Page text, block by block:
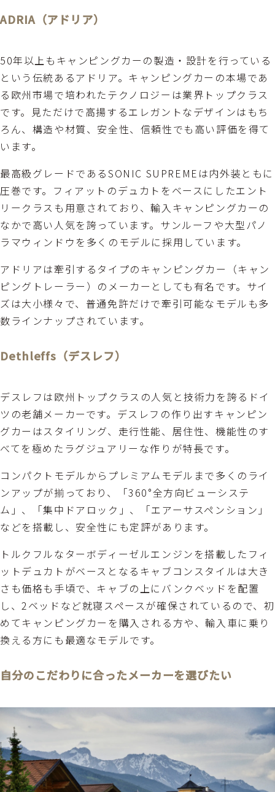
ADRIA（アドリア）
50年以上もキャンピングカーの製造・設計を行っている
という伝統あるアドリア。キャンピングカーの本場であ
る欧州市場で培われたテクノロジーは業界トップクラス
です。見ただけで高揚するエレガントなデザインはもち
ろん、構造や材質、安全性、信頼性でも高い評価を得て
います。
最高級グレードであるSONIC SUPREMEは内外装ともに
圧巻です。フィアットのデュカトをベースにしたエント
リークラスも用意されており、輸入キャンピングカーの
なかで高い人気を誇っています。サンルーフや大型パノ
ラマウィンドウを多くのモデルに採用しています。
アドリアは牽引するタイプのキャンピングカー（キャン
ピングトレーラー）のメーカーとしても有名です。サイ
ズは大小様々で、普通免許だけで牽引可能なモデルも多
数ラインナップされています。
Dethleffs（デスレフ）
デスレフは欧州トップクラスの人気と技術力を誇るドイ
ツの老舗メーカーです。デスレフの作り出すキャンピン
グカーはスタイリング、走行性能、居住性、機能性のす
べてを極めたラグジュアリーな作りが特長です。
コンパクトモデルからプレミアムモデルまで多くのライ
ンアップが揃っており、「360°全方向ビューシステ
ム」、「集中ドアロック」、「エアーサスペンション」
などを搭載し、安全性にも定評があります。
トルクフルなターボディーゼルエンジンを搭載したフィ
ットデュカトがベースとなるキャブコンスタイルは大き
さも価格も手頃で、キャブの上にバンクベッドを配置
し、2ベッドなど就寝スペースが確保されているので、初
めてキャンピングカーを購入される方や、輸入車に乗り
換える方にも最適なモデルです。
自分のこだわりに合ったメーカーを選びたい